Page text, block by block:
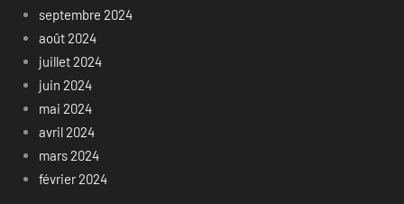
septembre 2024
août 2024
juillet 2024
juin 2024
mai 2024
avril 2024
mars 2024
février 2024